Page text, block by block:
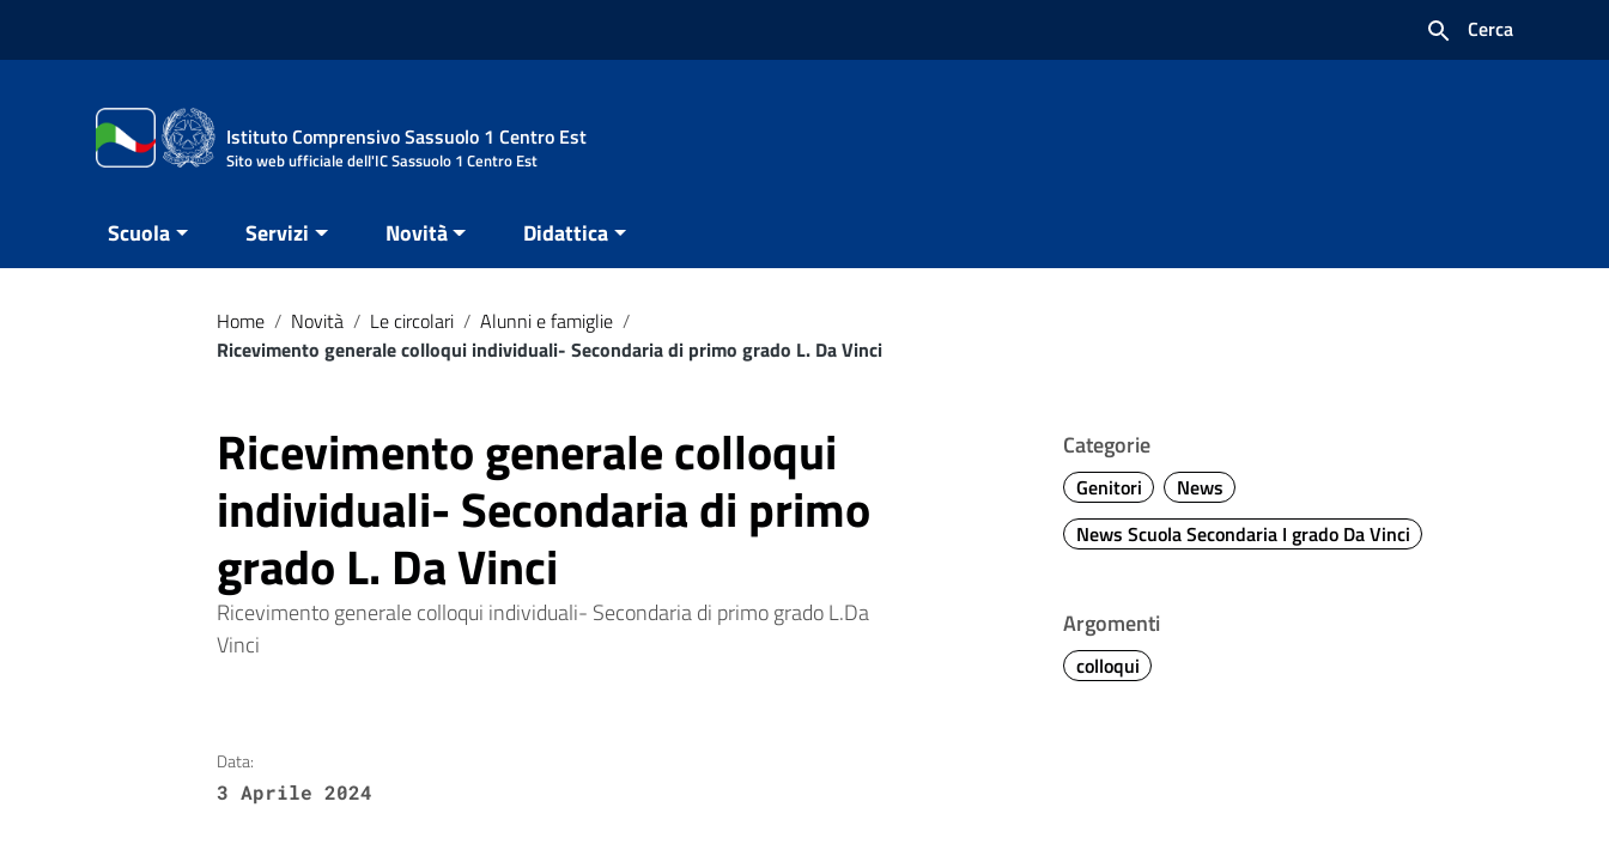
Cerca
Istituto Comprensivo Sassuolo 1 Centro Est
Sito web ufficiale dell'IC Sassuolo 1 Centro Est
Scuola Servizi Novità Didattica
Home / Novità / Le circolari / Alunni e famiglie /
Ricevimento generale colloqui individuali- Secondaria di primo grado L. Da Vinci
Ricevimento generale colloqui
individuali- Secondaria di primo
grado L. Da Vinci
Ricevimento generale colloqui individuali- Secondaria di primo grado L.Da
Vinci
Categorie
Genitori
News
News Scuola Secondaria I grado Da Vinci
Argomenti
colloqui
Data:
3 Aprile 2024